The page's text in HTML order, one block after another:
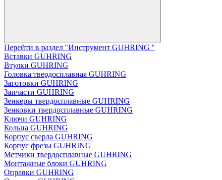
Перейти в раздел "Инструмент GUHRING "
Вставки GUHRING
Втулки GUHRING
Головка твердосплавная GUHRING
Заготовки GUHRING
Запчасти GUHRING
Зенкеры твердосплавные GUHRING
Зенковки твердосплавные GUHRING
Ключи GUHRING
Кольца GUHRING
Корпус сверла GUHRING
Корпус фрезы GUHRING
Метчики твердосплавные GUHRING
Монтажные блоки GUHRING
Оправки GUHRING